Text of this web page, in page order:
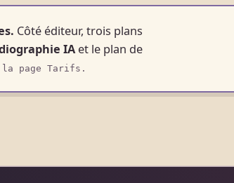
Côté éditeur, trois plans
IA et le plan de
page Tarifs.